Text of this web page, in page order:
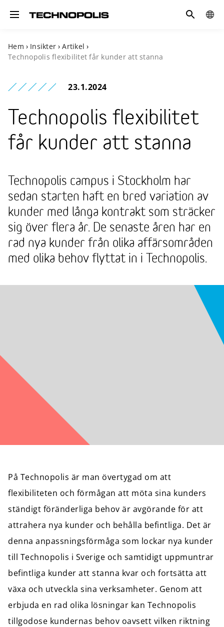
Toggle navigation
Sök
Hem › Insikter › Artikel ›
Technopolis flexibilitet får kunder att stanna
23.1.2024
Technopolis flexibilitet
får kunder att stanna
Technopolis campus i Stockholm har
sedan starten haft en bred variation av
kunder med långa kontrakt som sträcker
sig över flera år. De senaste åren har en
rad nya kunder från olika affärsområden
med olika behov flyttat in i Technopolis.
På Technopolis är man övertygad om att
flexibiliteten och förmågan att möta sina kunders
ständigt föränderliga behov är avgörande för att
attrahera nya kunder och behålla befintliga. Det är
denna anpassningsförmåga som lockar nya kunder
till Technopolis i Sverige och samtidigt uppmuntrar
befintliga kunder att stanna kvar och fortsätta att
växa och utveckla sina verksamheter. Genom att
erbjuda en rad olika lösningar kan Technopolis
tillgodose kundernas behov oavsett vilken riktning